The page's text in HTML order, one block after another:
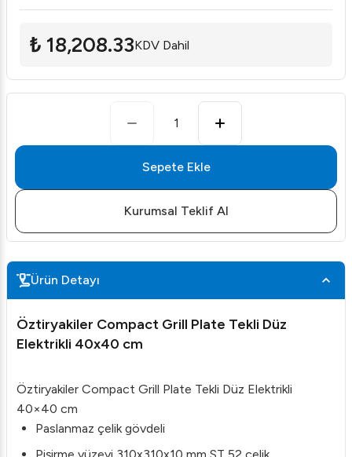
₺ 18,208.33KDV Dahil
1
Sepete Ekle
Kurumsal Teklif Al
Ürün Detayı
Öztiryakiler Compact Grill Plate Tekli Düz
Elektrikli 40x40 cm
Öztiryakiler Compact Grill Plate Tekli Düz Elektrikli
40×40 cm
Paslanmaz çelik gövdeli